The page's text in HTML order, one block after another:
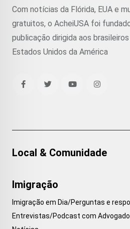
Com notícias da Flórida, EUA e
gratuitos, o AcheiUSA foi
publicação dirigida aos
Estados Unidos da América
Local & Comunidade
Imigração
Imigração em Dia/Perguntas e
Entrevistas/Podcast com